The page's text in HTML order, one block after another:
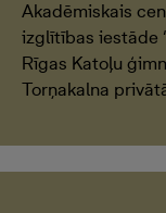
Akadēmiskais
izglītības iestāde
Rīgas Katoļu
Torņakalna